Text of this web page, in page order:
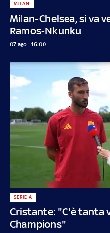
Milan-Chelsea, si va
Ramos-Nkunku
MILAN
07 ago - 16:00
Cristante: "C'è tanta
Champions"
SERIE A